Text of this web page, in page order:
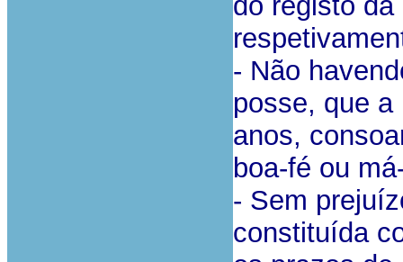
- Não
posse, que
anos,
boa-fé ou
- Sem
constituída